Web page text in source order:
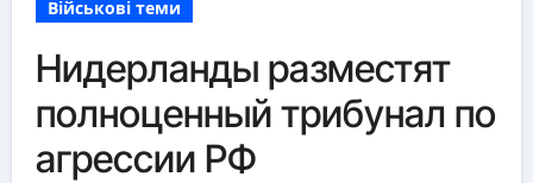
Військові теми
Нидерланды разместят
полноценный трибунал по
агрессии РФ